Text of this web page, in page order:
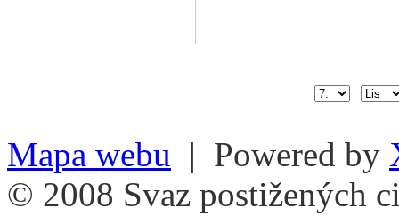
Mapa webu | Powered by
© 2008 Svaz postižených